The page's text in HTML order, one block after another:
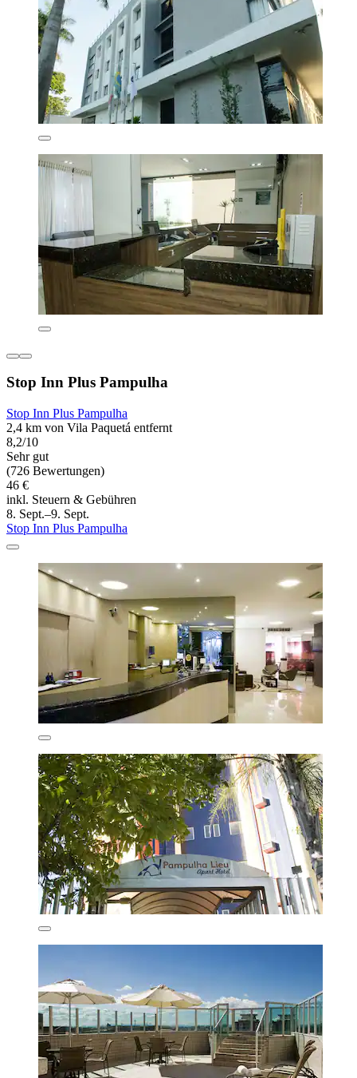
Stop Inn Plus Pampulha
Stop Inn Plus Pampulha
2,4 km von Vila Paquetá entfernt
8,2/10
Sehr gut
(726 Bewertungen)
46 €
inkl. Steuern & Gebühren
8. Sept.–9. Sept.
Stop Inn Plus Pampulha